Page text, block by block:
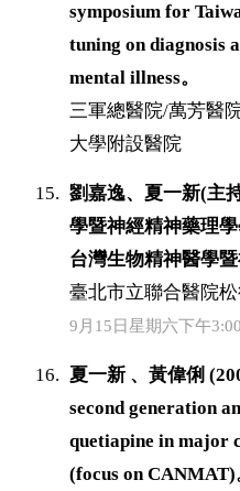
symposium for
tuning on diagnosis
mental illness。
三軍總醫院/萬芳醫
大學附設醫院
劉嘉逸、夏一新(主
學暨神經精神藥理
台灣生物精神醫學
臺北市立聯合醫院
9月15日星期六下午
夏一新 、黃偉俐
second generation
quetiapine in major
(focus on